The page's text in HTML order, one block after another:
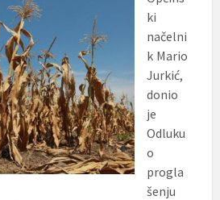
ki
načelni
k Mario
Jurkić,
donio
je
Odluku
o
progla
šenju